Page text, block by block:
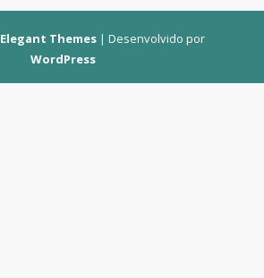
Elegant Themes| Desenvolvido por
WordPress